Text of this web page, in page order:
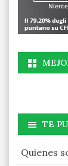
TE
Quienes